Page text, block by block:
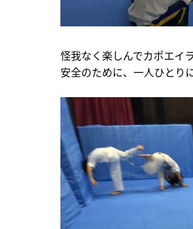
怪我なく楽しんでカポエイ
安全のために、一人ひとり